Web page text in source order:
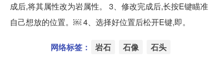
成后,将其属性改为岩属性。 3、修改完成后,长按E键瞄准
自己想放的位置。￼ 4、选择好位置后松开E键,即。
网络标签： 岩石 石像 石头